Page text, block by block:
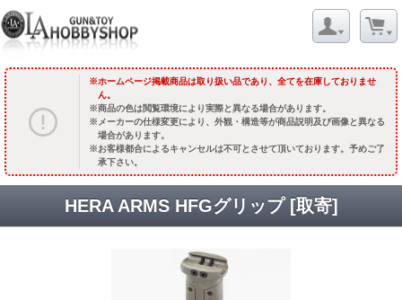
ホームページ掲載商品は取り扱い品であり、全てを在庫しておりませ
ん。
商品の色は閲覧環境により実際と異なる場合があります。
メーカーの仕様変更により、外観・構造等が商品説明及び画像と異なる
場合があります。
お客様都合によるキャンセルは不可とさせて頂いております。予めご了
承下さい。
HERA ARMS HFGグリップ [取寄]